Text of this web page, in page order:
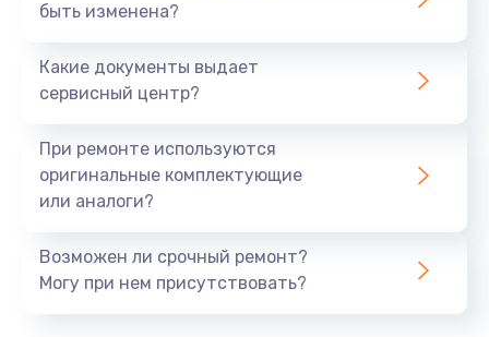
быть изменена?
Какие документы выдает
сервисный центр?
При ремонте используются
оригинальные комплектующие
или аналоги?
Возможен ли срочный ремонт?
Могу при нем присутствовать?